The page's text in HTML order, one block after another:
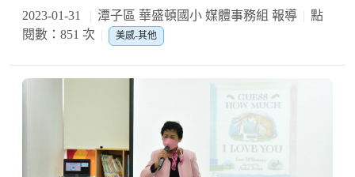
2023-01-31 潭子區 華盛頓國小 媒體事務組 報導
點
閱數：851 次
美感-其他